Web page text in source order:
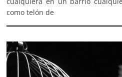
como telón de